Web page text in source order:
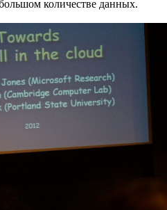
количестве данных.